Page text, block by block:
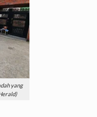
yang